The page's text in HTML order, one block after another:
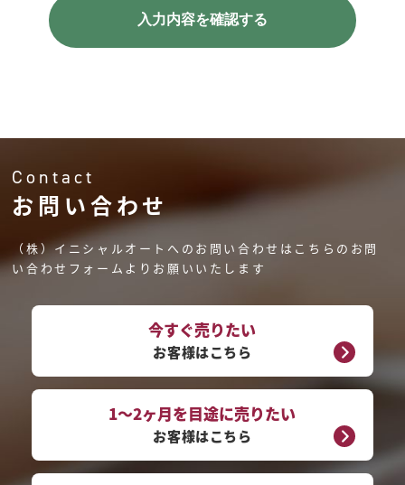
Contact
お問い合わせ
（株）イニシャルオートへのお問い合わせはこちらのお問
い合わせフォームよりお願いいたします
今すぐ売りたい
お客様はこちら
1～2ヶ月を目途に売りたい
お客様はこちら